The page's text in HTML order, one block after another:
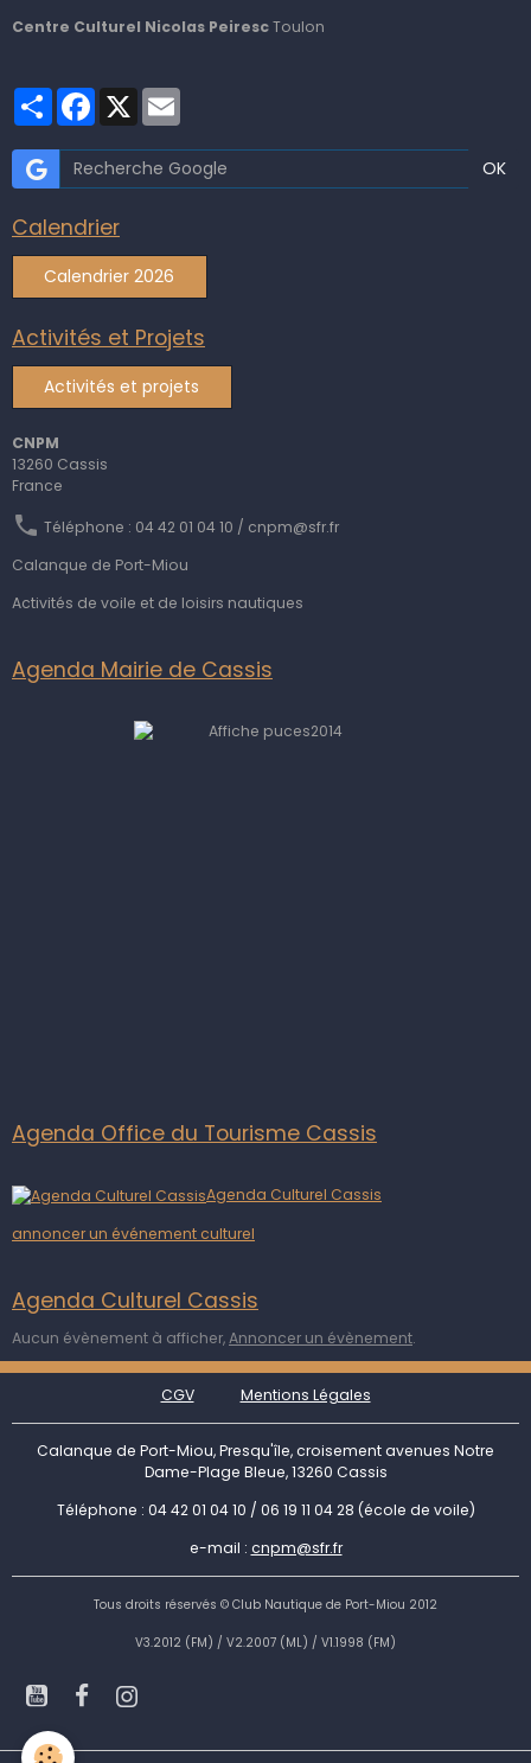
Centre Culturel Nicolas PeirescToulon
PartagerFacebook
X
OK
Calendrier
Calendrier 2026
Activités et Projets
Activités et projets
CNPM
13260 Cassis
France
Téléphone : 04 42 01 04 10 / cnpm@sfr.fr
Calanque de Port-Miou
Activités de voile et de loisirs nautiques
Agenda Mairie de Cassis
Agenda Office du Tourisme Cassis
Agenda Culturel Cassis
annoncer un événement culturel
Agenda Culturel Cassis
Aucun évènement à afficher,Annoncer un évènement.
CGV Mentions Légales
Calanque de Port-Miou, Presqu'île, croisement avenues Notre
Dame-Plage Bleue, 13260 Cassis
Téléphone : 04 42 01 04 10 / 06 19 11 04 28 (école de voile)
e-mail : cnpm@sfr.fr
Tous droits réservés © Club Nautique de Port-Miou 2012
V3.2012 (FM) / V2.2007 (ML) / V1.1998 (FM)